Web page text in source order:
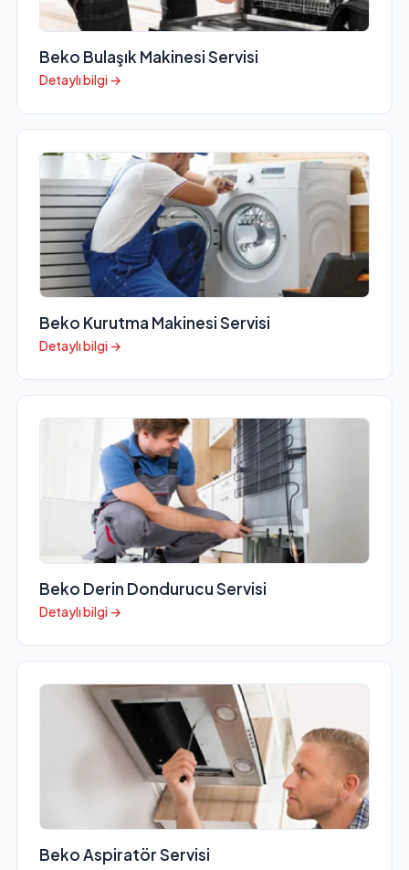
Beko Bulaşık Makinesi Servisi
Detaylı bilgi →
Beko Kurutma Makinesi Servisi
Detaylı bilgi →
Beko Derin Dondurucu Servisi
Detaylı bilgi →
Beko Aspiratör Servisi